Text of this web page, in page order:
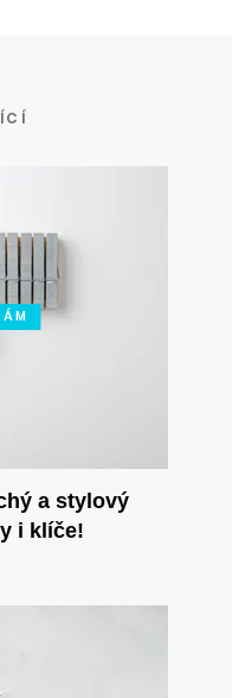
a stylový
i klíče!